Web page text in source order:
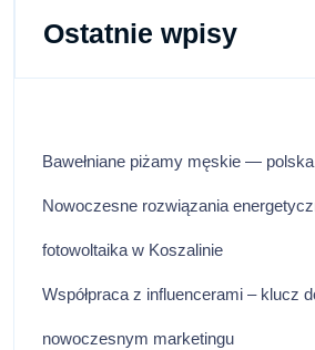
Ostatnie wpisy
Bawełniane piżamy męskie —
Nowoczesne rozwiązania
fotowoltaika w Koszalinie
Współpraca z influencerami – klucz
nowoczesnym marketingu